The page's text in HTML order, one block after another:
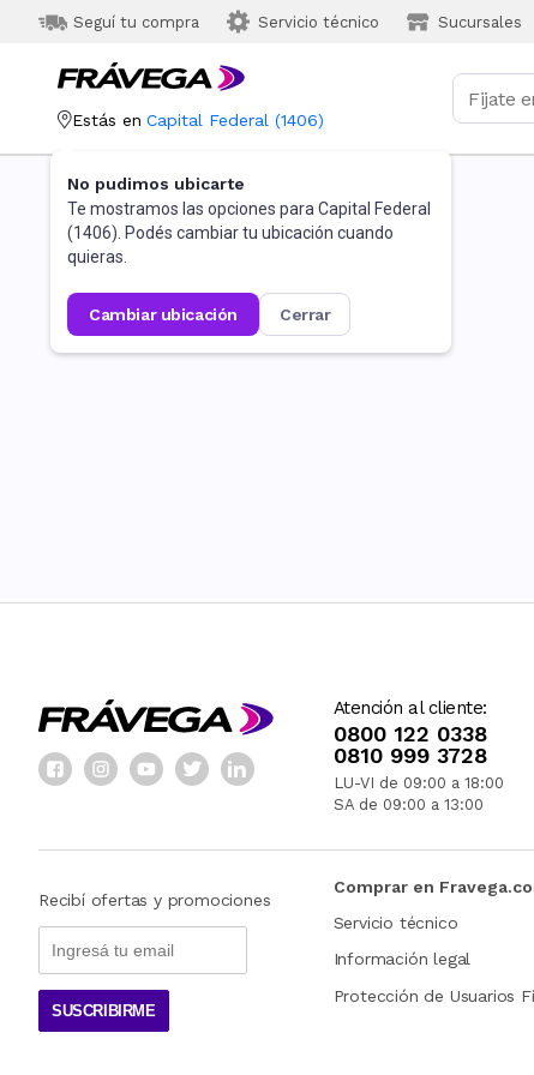
Seguí tu compra Servicio técnico Sucursales
Estás en Capital Federal (1406)
No pudimos ubicarte
Te mostramos las opciones para Capital Federal
(1406). Podés cambiar tu ubicación cuando
quieras.
cambiar ubicación cerrar
Atención al cliente:
0800 122 0338
0810 999 3728
LU-VI de 09:00 a 18:00
SA de 09:00 a 13:00
Recibí ofertas y promociones
SUSCRIBIRME
Comprar en
Servicio técnico
Información legal
Protección de Usuarios